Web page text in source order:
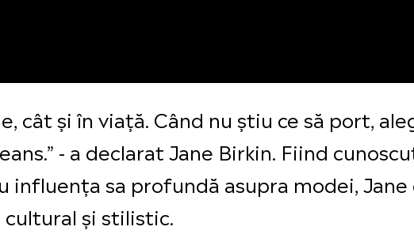
cât și în viață. Când nu știu ce să port,
- a declarat Jane Birkin. Fiind
influența sa profundă asupra modei,
și stilistic.